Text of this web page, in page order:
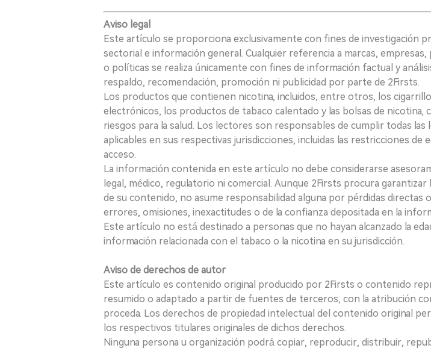
Aviso legal
Este artículo se proporciona exclusivamente con fines de investigación
sectorial e información general. Cualquier referencia a marcas,
o políticas se realiza únicamente con fines de información factual y
respaldo, recomendación, promoción ni publicidad por parte de 2Firsts.
Los productos que contienen nicotina, incluidos, entre otros, los
electrónicos, los productos de tabaco calentado y las bolsas de nicotina,
riesgos para la salud. Los lectores son responsables de cumplir todas las
aplicables en sus respectivas jurisdicciones, incluidas las restricciones de
acceso.
La información contenida en este artículo no debe considerarse
legal, médico, regulatorio ni comercial. Aunque 2Firsts procura garantizar
de su contenido, no asume responsabilidad alguna por pérdidas directas
errores, omisiones, inexactitudes o de la confianza depositada en la
Este artículo no está destinado a personas que no hayan alcanzado la
información relacionada con el tabaco o la nicotina en su jurisdicción.
Aviso de derechos de autor
Este artículo es contenido original producido por 2Firsts o contenido
resumido o adaptado a partir de fuentes de terceros, con la atribución
proceda. Los derechos de propiedad intelectual del contenido original
los respectivos titulares originales de dichos derechos.
Ninguna persona u organización podrá copiar, reproducir, distribuir,